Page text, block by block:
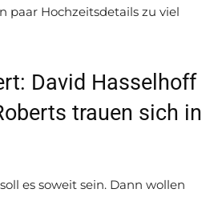
paar Hochzeitsdetails zu viel
David Hasselhoff
trauen sich in
es soweit sein. Dann wollen